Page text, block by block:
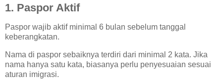
1. Paspor Aktif
Paspor wajib aktif minimal 6 bulan sebelum tanggal
keberangkatan.
Nama di paspor sebaiknya terdiri dari minimal 2 kata. Jika
nama hanya satu kata, biasanya perlu penyesuaian sesuai
aturan imigrasi.